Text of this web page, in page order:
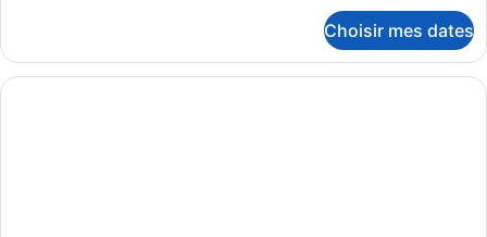
2
grands
Chambre,
grands
Choisir mes dates